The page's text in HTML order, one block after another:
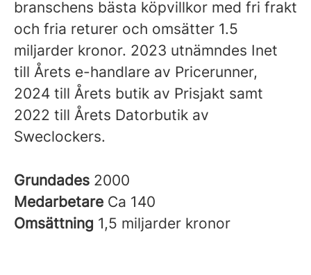
branschens bästa köpvillkor med fri frakt
och fria returer och omsätter 1.5
miljarder kronor. 2023 utnämndes Inet
till Årets e-handlare av Pricerunner,
2024 till Årets butik av Prisjakt samt
2022 till Årets Datorbutik av
Sweclockers.
Grundades 2000
Medarbetare Ca 140
Omsättning 1,5 miljarder kronor